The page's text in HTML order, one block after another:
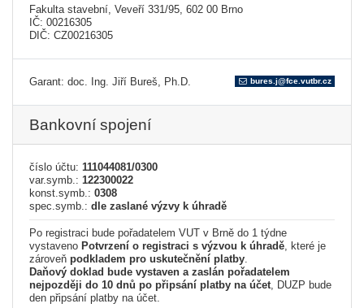
Fakulta stavební, Veveří 331/95, 602 00 Brno
IČ: 00216305
DIČ: CZ00216305
Garant: doc. Ing. Jiří Bureš, Ph.D. bures.j@fce.vutbr.cz
Bankovní spojení
číslo účtu: 111044081/0300
var.symb.: 122300022
konst.symb.: 0308
spec.symb.: dle zaslané výzvy k úhradě
Po registraci bude pořadatelem VUT v Brně do 1 týdne
vystaveno Potvrzení o registraci s výzvou k úhradě, které je
zároveň podkladem pro uskutečnění platby.
Daňový doklad bude vystaven a zaslán pořadatelem
nejpozději do 10 dnů po připsání platby na účet, DUZP bude
den připsání platby na účet.